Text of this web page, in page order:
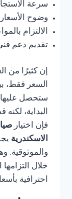
سرعة
وضوح
الالتزام
تقديم دعم
إن كثيرًا من
السعر فقط،
ستحصل عليها.
البداية،
فإن اختيار
الاسكندرية
والموثوقية.
خلال
احترافية